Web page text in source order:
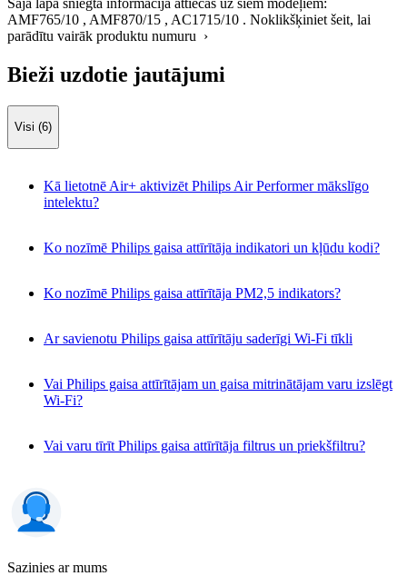
Šajā lapā sniegtā informācija attiecas uz šiem modeļiem:
AMF765/10 , AMF870/15 , AC1715/10 . Noklikšķiniet šeit, lai
parādītu vairāk produktu numuru ›
Bieži uzdotie jautājumi
Visi (6)
Kā lietotnē Air+ aktivizēt Philips Air Performer mākslīgo
intelektu?
Ko nozīmē Philips gaisa attīrītāja indikatori un kļūdu kodi?
Ko nozīmē Philips gaisa attīrītāja PM2,5 indikators?
Ar savienotu Philips gaisa attīrītāju saderīgi Wi-Fi tīkli
Vai Philips gaisa attīrītājam un gaisa mitrinātājam varu izslēgt
Wi-Fi?
Vai varu tīrīt Philips gaisa attīrītāja filtrus un priekšfiltru?
Sazinies ar mums